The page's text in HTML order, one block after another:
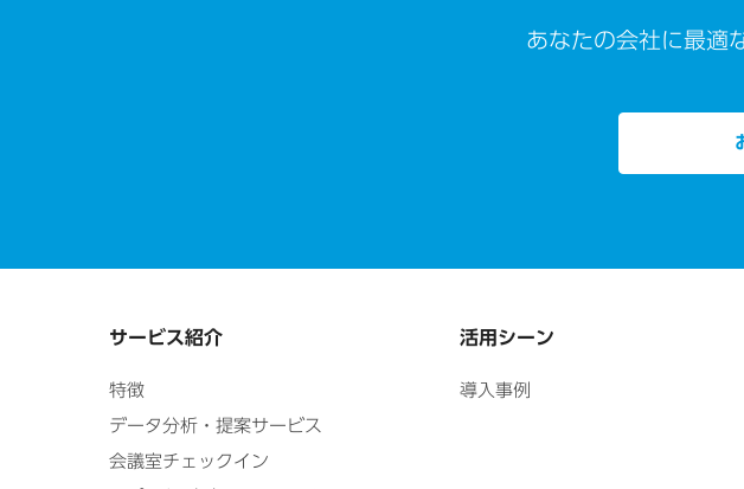
あなたの会社に最適
サービス紹介
特徴
データ分析・提案サービス
会議室チェックイン
活用シーン
導入事例